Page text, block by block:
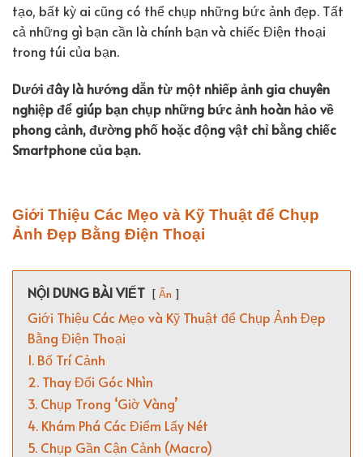
tạo, bất kỳ ai cũng có thể chụp những bức ảnh đẹp. Tất
cả những gì bạn cần là chính bạn và chiếc Điện thoại
trong túi của bạn.
Dưới đây là hướng dẫn từ một nhiếp ảnh gia chuyên
nghiệp để giúp bạn chụp những bức ảnh hoàn hảo về
phong cảnh, đường phố hoặc động vật chỉ bằng chiếc
Smartphone của bạn.
Giới Thiệu Các Mẹo và Kỹ Thuật để Chụp
Ảnh Đẹp Bằng Điện Thoại
NỘI DUNG BÀI VIẾT Ẩn
Giới Thiệu Các Mẹo và Kỹ Thuật để Chụp Ảnh Đẹp
Bằng Điện Thoại
1. Bố Trí Cảnh
2. Thay Đổi Góc Nhìn
3. Chụp Trong ‘Giờ Vàng’
4. Khám Phá Các Điểm Lấy Nét
5. Chụp Gần Cận Cảnh (Macro)